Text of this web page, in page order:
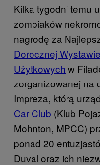
Kilka tygodni temu
zombiaków
nagrodę za
Dorocznej
Użytkowych w
zorganizowanej na
Impreza, którą
Car Club (Klub
Mohnton, MPCC)
ponad 20
Duval oraz ich